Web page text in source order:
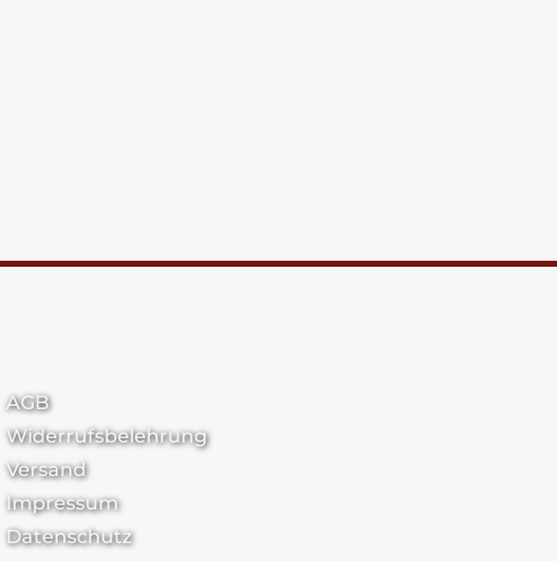
AGB
Widerrufsbelehrung
Versand
Impressum
Datenschutz